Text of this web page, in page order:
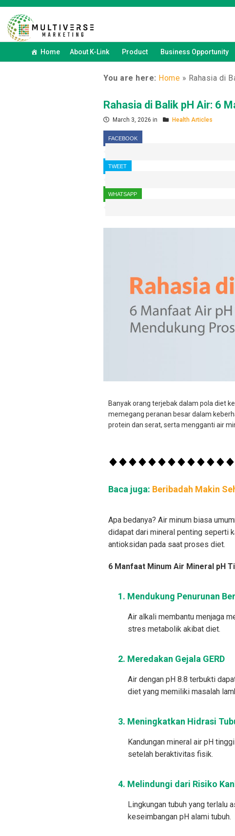
Home About K-Link Product Business Opportunity
You are here: Home » Rahasia di
Rahasia di Balik pH Air: 6
March 3, 2026 in Health Articles
FACEBOOK
TWEET
WHATSAPP
Banyak orang terjebak dalam pola diet
memegang peranan besar dalam
protein dan serat, serta mengganti air
Baca juga: Beribadah Makin
Apa bedanya? Air minum biasa
didapat dari mineral penting seperti
antioksidan pada saat proses diet.
6 Manfaat Minum Air Mineral pH
1. Mendukung Penurunan
Air alkali membantu menjaga
stres metabolik akibat diet.
2. Meredakan Gejala GERD
Air dengan pH 8.8 terbukti
diet yang memiliki masalah
3. Meningkatkan Hidrasi
Kandungan mineral air pH
setelah beraktivitas fisik.
4. Melindungi dari Risiko
Lingkungan tubuh yang terlalu
keseimbangan pH alami tubuh.